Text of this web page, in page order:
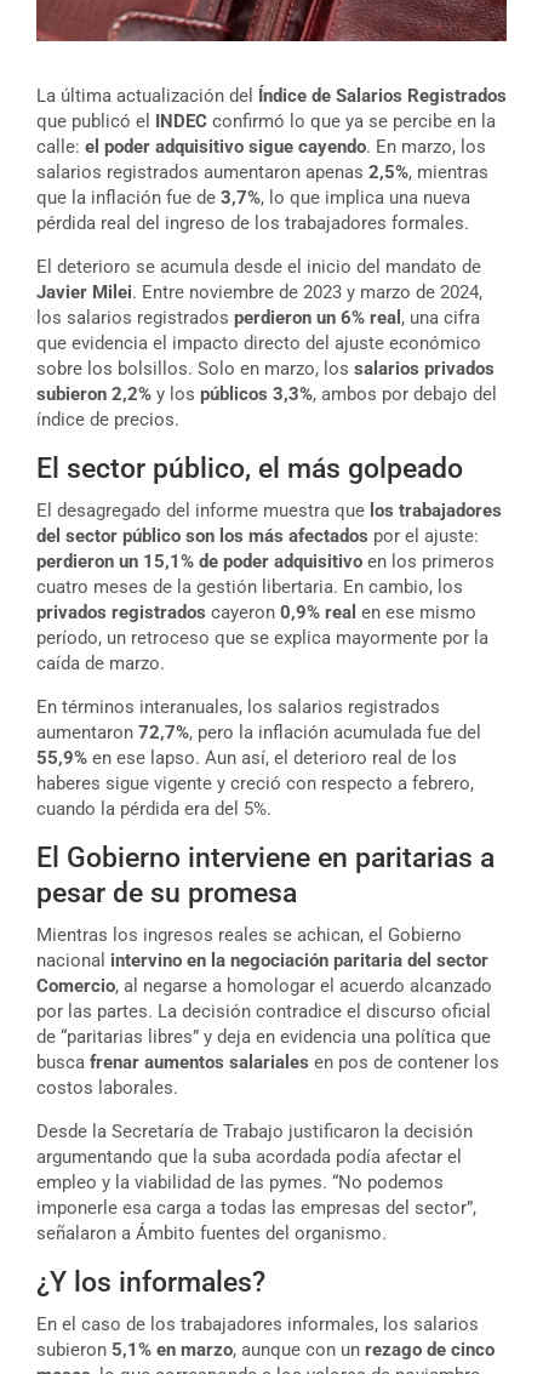
La última actualización del Índice de Salarios Registrados
que publicó el INDEC confirmó lo que ya se percibe en la
calle: el poder adquisitivo sigue cayendo. En marzo, los
salarios registrados aumentaron apenas 2,5%, mientras
que la inflación fue de 3,7%, lo que implica una nueva
pérdida real del ingreso de los trabajadores formales.
El deterioro se acumula desde el inicio del mandato de
Javier Milei. Entre noviembre de 2023 y marzo de 2024,
los salarios registrados perdieron un 6% real , una cifra
que evidencia el impacto directo del ajuste económico
sobre los bolsillos. Solo en marzo, los salarios privados
subieron 2,2% y los públicos 3,3%, ambos por debajo del
índice de precios.
El sector público, el más golpeado
El desagregado del informe muestra que los trabajadores
del sector público son los más afectados por el ajuste:
perdieron un 15,1% de poder adquisitivo en los primeros
cuatro meses de la gestión libertaria. En cambio, los
privados registrados cayeron 0,9% real en ese mismo
período, un retroceso que se explica mayormente por la
caída de marzo.
En términos interanuales, los salarios registrados
aumentaron 72,7%, pero la inflación acumulada fue del
55,9% en ese lapso. Aun así, el deterioro real de los
haberes sigue vigente y creció con respecto a febrero,
cuando la pérdida era del 5%.
El Gobierno interviene en paritarias a
pesar de su promesa
Mientras los ingresos reales se achican, el Gobierno
nacional intervino en la negociación paritaria del sector
Comercio, al negarse a homologar el acuerdo alcanzado
por las partes. La decisión contradice el discurso oficial
de “paritarias libres” y deja en evidencia una política que
busca frenar aumentos salariales en pos de contener los
costos laborales.
Desde la Secretaría de Trabajo justificaron la decisión
argumentando que la suba acordada podía afectar el
empleo y la viabilidad de las pymes. “No podemos
imponerle esa carga a todas las empresas del sector”,
señalaron a Ámbito fuentes del organismo.
¿Y los informales?
En el caso de los trabajadores informales, los salarios
subieron 5,1% en marzo, aunque con un rezago de cinco